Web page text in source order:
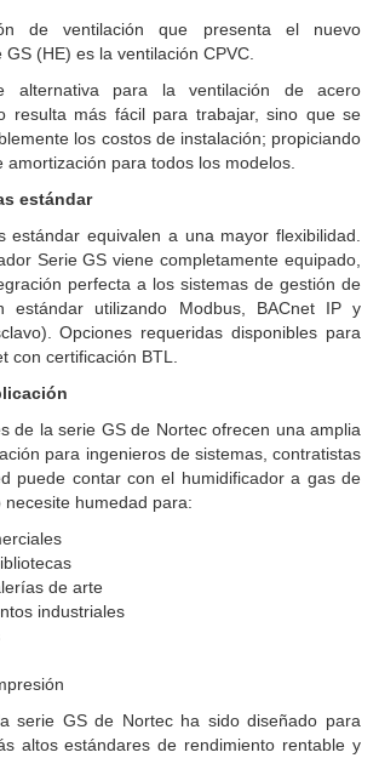
de ventilación que presenta el nuevo
(HE) es la ventilación CPVC.
alternativa para la ventilación de acero
resulta más fácil para trabajar, sino que se
los costos de instalación; propiciando
amortización para todos los modelos.
estándar
estándar equivalen a una mayor flexibilidad.
Serie GS viene completamente equipado,
perfecta a los sistemas de gestión de
estándar utilizando Modbus, BACnet IP y
Opciones requeridas disponibles para
con certificación BTL.
de la serie GS de Nortec ofrecen una amplia
para ingenieros de sistemas, contratistas
puede contar con el humidificador a gas de
necesite humedad para:
de arte
industriales
serie GS de Nortec ha sido diseñado para
altos estándares de rendimiento rentable y